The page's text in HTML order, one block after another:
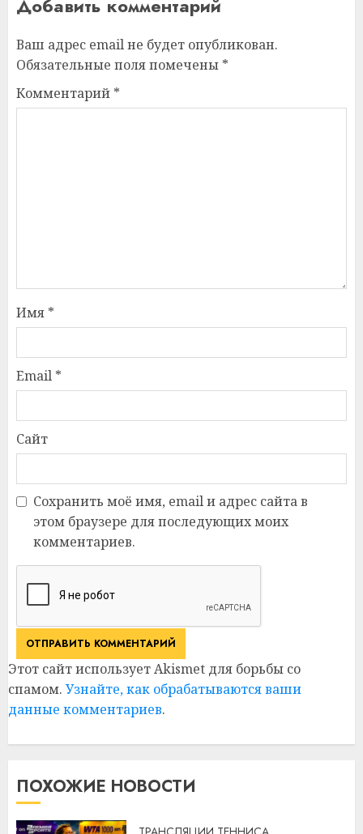
Добавить комментарий
Ваш адрес email не будет опубликован.
Обязательные поля помечены *
Комментарий *
Имя *
Email *
Сайт
Сохранить моё имя, email и адрес сайта в
этом браузере для последующих моих
комментариев.
Этот сайт использует Akismet для борьбы со
спамом. Узнайте, как обрабатываются ваши
данные комментариев.
ПОХОЖИЕ НОВОСТИ